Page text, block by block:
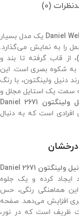
نظرات (0)
یک مدل بسیار
را به نمایش می‌گذارد.
، از قاب گرفته تا بند و
به شکوه بصری است. این
دنیل ولینگتون، با رنگ
سمت یک استایل مجلل و
ساعت مچی مردانه دنیل ولینگتون 2671 Daniel
افرادی است که به دنبال
ساعت مچی مردانه دنیل ولینگتون 2671 Daniel
ایجاد کرده و یک جلوه
هماهنگی رنگی، حس
افزایش می‌دهد. صفحه
ظریف است که در نور،